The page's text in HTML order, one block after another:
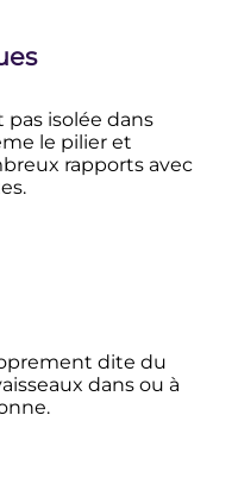
pas isolée dans
le pilier et
rapports avec
dite du
dans ou à